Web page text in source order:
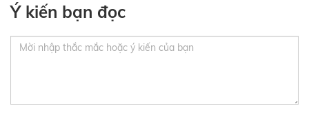
Ý kiến bạn đọc